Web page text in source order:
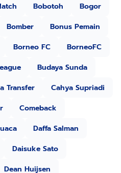
Bobotoh
Bogor
Bomber
Bonus Pemain
Borneo FC
BorneoFC
Budaya Sunda
Transfer
Cahya Supriadi
Comeback
Daffa Salman
Daisuke Sato
Dean Huijsen